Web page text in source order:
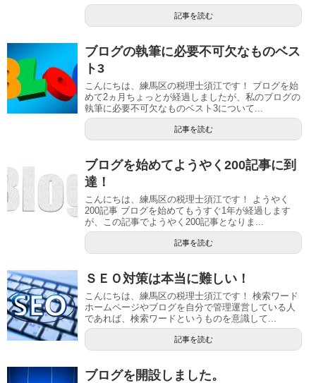
記事を読む
ブログの執筆に必要不可欠なものベス
ト3
こんにちは、練馬区の税理士須江です！ ブログを始
めて2ヵ月ちょっとが経過しましたが、私のブログの
執筆に必要不可欠なものベスト3について...
記事を読む
ブログを始めてようやく200記事に到
達！
こんにちは、練馬区の税理士須江です！ ようやく
200記事 ブログを始めてもうすぐ1年が経過します
が、この記事でようやく200記事となりま...
記事を読む
ＳＥＯ対策は本当に難しい！
こんにちは、練馬区の税理士須江です！ 検索ワード
ホームページやブログを自分で管理運営している人
であれば、検索ワードというものを意識して...
記事を読む
ブログを開設しました。